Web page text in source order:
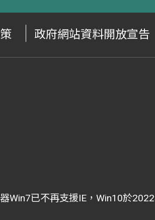
政府網站資料開放宣告
已不再支援IE，Win10於